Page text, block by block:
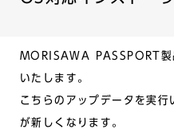
MORISAWA PASSPORT製
いたします。
こちらのアップデータを実
が新しくなります。